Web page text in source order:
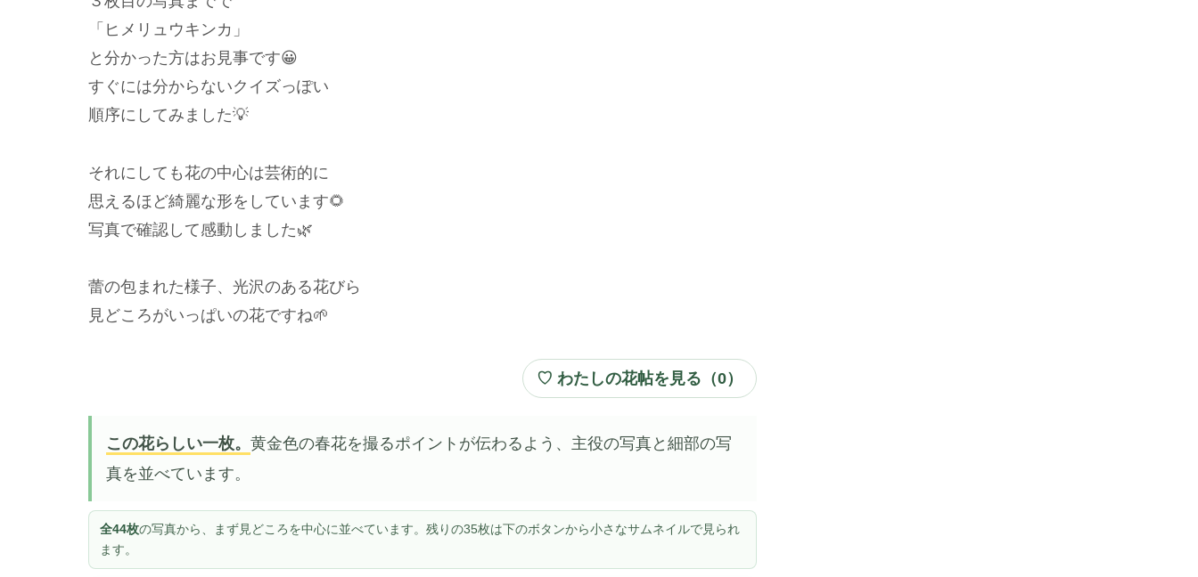
「ヒメリュウキンカ」
と分かった方はお見事です😀
すぐには分からないクイズっぽい
順序にしてみました💡
それにしても花の中心は芸術的に
思えるほど綺麗な形をしています🌻
写真で確認して感動しました🌿
蕾の包まれた様子、光沢のある花びら
見どころがいっぱいの花ですね🌱
♡ わたしの花帖を見る（0）
この花らしい一枚。 黄金色の春花を撮るポイントが伝わるよう、主役の写真と細部の写
真を並べています。
全44枚の写真から、まず見どころを中心に並べています。残りの35枚は下のボタンから小さなサムネイルで見られ
ます。